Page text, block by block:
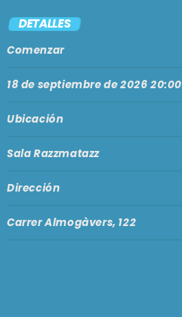
BARCELONA
MALLORCA
PODCASTS
TIENDA
EN VIVO AHORA!
DETALLES
Comenzar
18 de septiembre de 2026 20:00
Ubicación
Sala Razzmatazz
Dirección
Carrer Almogàvers, 122